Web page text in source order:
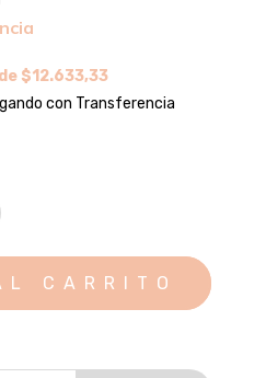
$12.633,33
con Transferencia